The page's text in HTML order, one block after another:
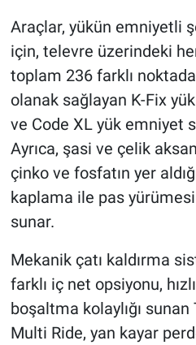
Araçlar, yükün emniyetli
için, televre üzerindeki
toplam 236 farklı
olanak sağlayan K-Fix
ve Code XL yük emniyet
Ayrıca, şasi ve çelik
çinko ve fosfatın yer
kaplama ile pas
sunar.
Mekanik çatı kaldırma
farklı iç net opsiyonu,
boşaltma kolaylığı
Multi Ride, yan kayar